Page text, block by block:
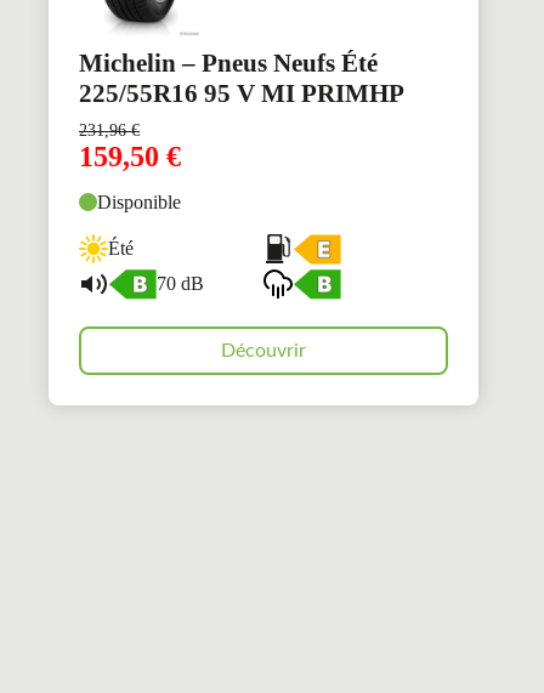
Michelin – Pneus Neufs Été
225/55R16 95 V MI PRIMHP
231,96€
159,50 €
Disponible
Été
70 dB
Découvrir